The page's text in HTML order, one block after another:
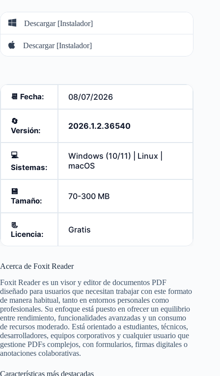
Descargar [Instalador]
Descargar [Instalador]
📆 Fecha: 08/07/2026
🔄️
Versión:
2026.1.2.36540
💻
Sistemas:
Windows (10/11) | Linux |
macOS
💾
Tamaño:
70-300 MB
📃
Licencia:
Gratis
Acerca de Foxit Reader
Foxit Reader es un visor y editor de documentos PDF
diseñado para usuarios que necesitan trabajar con este formato
de manera habitual, tanto en entornos personales como
profesionales. Su enfoque está puesto en ofrecer un equilibrio
entre rendimiento, funcionalidades avanzadas y un consumo
de recursos moderado. Está orientado a estudiantes, técnicos,
desarrolladores, equipos corporativos y cualquier usuario que
gestione PDFs complejos, con formularios, firmas digitales o
anotaciones colaborativas.
Características más destacadas